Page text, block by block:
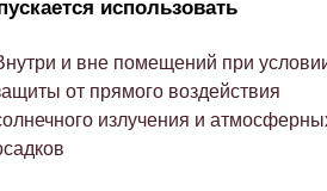
использовать
и вне помещений при
от прямого воздействия
излучения и